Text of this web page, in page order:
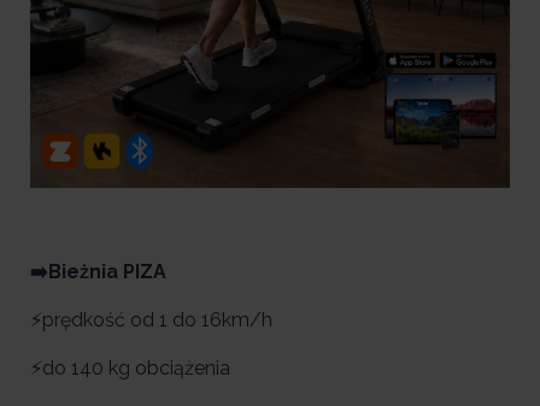
➡️Bieżnia PIZA
⚡prędkość od 1 do 16km/h
⚡do 140 kg obciążenia